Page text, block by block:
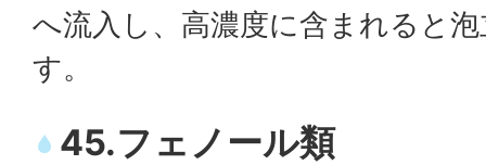
へ流入し、高濃度に含まれると
す。
45.フェノール類